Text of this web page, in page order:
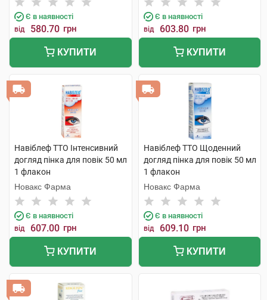
Є в наявності
від 580.70 грн
КУПИТИ
Є в наявності
від 603.80 грн
КУПИТИ
Навіблеф ТТО Інтенсивний
догляд пінка для повік 50 мл
1 флакон
Новакс Фарма
Є в наявності
від 607.00 грн
КУПИТИ
Навіблеф ТТО Щоденний
догляд пінка для повік 50 мл
1 флакон
Новакс Фарма
Є в наявності
від 609.10 грн
КУПИТИ